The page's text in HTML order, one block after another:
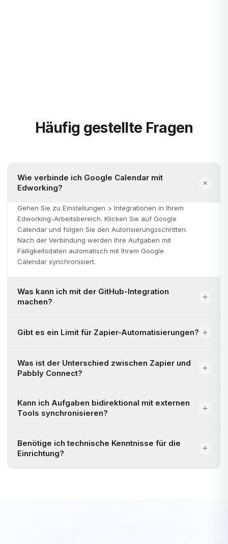
Häufig gestellte Fragen
Wie verbinde ich Google Calendar mit
Edworking?
Gehen Sie zu Einstellungen > Integrationen in Ihrem
Edworking-Arbeitsbereich. Klicken Sie auf Google
Calendar und folgen Sie den Autorisierungsschritten.
Nach der Verbindung werden Ihre Aufgaben mit
Fälligkeitsdaten automatisch mit Ihrem Google
Calendar synchronisiert.
Was kann ich mit der GitHub-Integration
machen?
Gibt es ein Limit für Zapier-Automatisierungen?
Was ist der Unterschied zwischen Zapier und
Pabbly Connect?
Kann ich Aufgaben bidirektional mit externen
Tools synchronisieren?
Benötige ich technische Kenntnisse für die
Einrichtung?